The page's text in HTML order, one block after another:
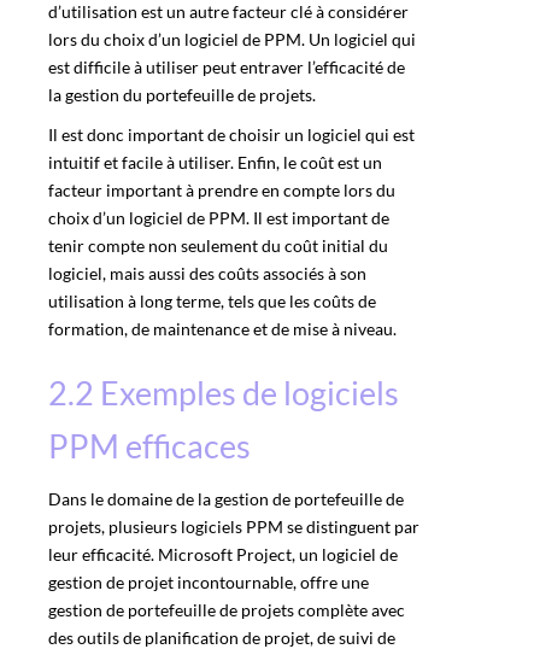
d’utilisation est un autre facteur clé à considérer
lors du choix d’un logiciel de PPM. Un logiciel qui
est difficile à utiliser peut entraver l’efficacité de
la gestion du portefeuille de projets.
Il est donc important de choisir un logiciel qui est
intuitif et facile à utiliser. Enfin, le coût est un
facteur important à prendre en compte lors du
choix d’un logiciel de PPM. Il est important de
tenir compte non seulement du coût initial du
logiciel, mais aussi des coûts associés à son
utilisation à long terme, tels que les coûts de
formation, de maintenance et de mise à niveau.
2.2 Exemples de logiciels
PPM efficaces
Dans le domaine de la gestion de portefeuille de
projets, plusieurs logiciels PPM se distinguent par
leur efficacité. Microsoft Project, un logiciel de
gestion de projet incontournable, offre une
gestion de portefeuille de projets complète avec
des outils de planification de projet, de suivi de